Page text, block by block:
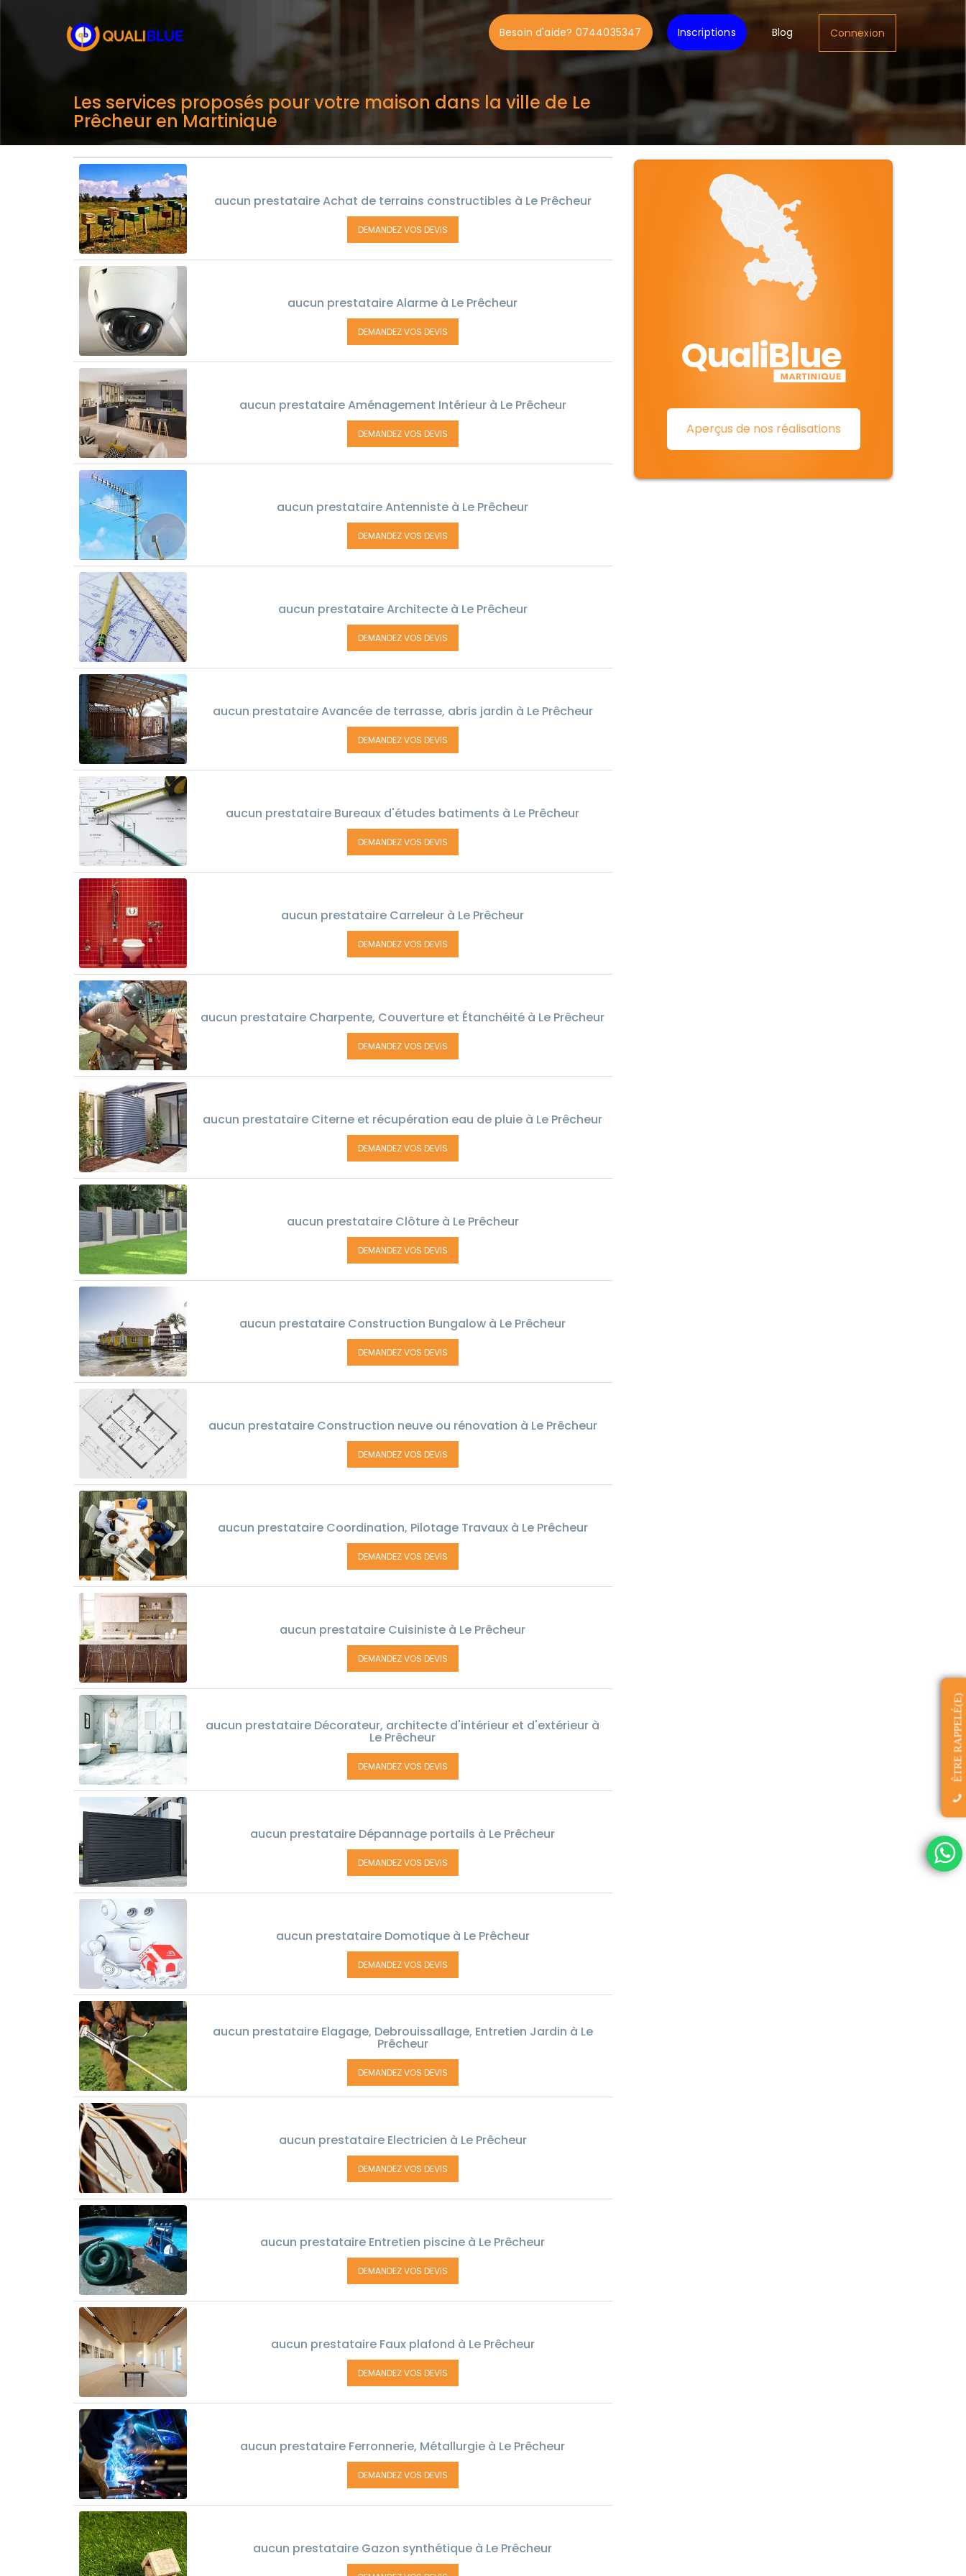
Besoin d'aide? 0744035347 Inscriptions Blog Connexion
Les services proposés pour votre maison dans la ville de Le
Prêcheur en Martinique
aucun prestataire Achat de terrains constructibles à Le Prêcheur
DEMANDEZ VOS DEVIS
aucun prestataire Alarme à Le Prêcheur
DEMANDEZ VOS DEVIS
aucun prestataire Aménagement Intérieur à Le Prêcheur
DEMANDEZ VOS DEVIS
aucun prestataire Antenniste à Le Prêcheur
DEMANDEZ VOS DEVIS
aucun prestataire Architecte à Le Prêcheur
DEMANDEZ VOS DEVIS
aucun prestataire Avancée de terrasse, abris jardin à Le Prêcheur
DEMANDEZ VOS DEVIS
aucun prestataire Bureaux d'études batiments à Le Prêcheur
DEMANDEZ VOS DEVIS
aucun prestataire Carreleur à Le Prêcheur
DEMANDEZ VOS DEVIS
aucun prestataire Charpente, Couverture et Étanchéité à Le Prêcheur
DEMANDEZ VOS DEVIS
aucun prestataire Citerne et récupération eau de pluie à Le Prêcheur
DEMANDEZ VOS DEVIS
aucun prestataire Clôture à Le Prêcheur
DEMANDEZ VOS DEVIS
aucun prestataire Construction Bungalow à Le Prêcheur
DEMANDEZ VOS DEVIS
aucun prestataire Construction neuve ou rénovation à Le Prêcheur
DEMANDEZ VOS DEVIS
aucun prestataire Coordination, Pilotage Travaux à Le Prêcheur
DEMANDEZ VOS DEVIS
aucun prestataire Cuisiniste à Le Prêcheur
DEMANDEZ VOS DEVIS
aucun prestataire Décorateur, architecte d'intérieur et d'extérieur à
Le Prêcheur
DEMANDEZ VOS DEVIS
aucun prestataire Dépannage portails à Le Prêcheur
DEMANDEZ VOS DEVIS
aucun prestataire Domotique à Le Prêcheur
DEMANDEZ VOS DEVIS
aucun prestataire Elagage, Debrouissallage, Entretien Jardin à Le
Prêcheur
DEMANDEZ VOS DEVIS
aucun prestataire Electricien à Le Prêcheur
DEMANDEZ VOS DEVIS
aucun prestataire Entretien piscine à Le Prêcheur
DEMANDEZ VOS DEVIS
aucun prestataire Faux plafond à Le Prêcheur
DEMANDEZ VOS DEVIS
aucun prestataire Ferronnerie, Métallurgie à Le Prêcheur
DEMANDEZ VOS DEVIS
aucun prestataire Gazon synthétique à Le Prêcheur
QualiBlue
Aperçus de nos réalisations
ÊTRE RAPPELÉ(E)